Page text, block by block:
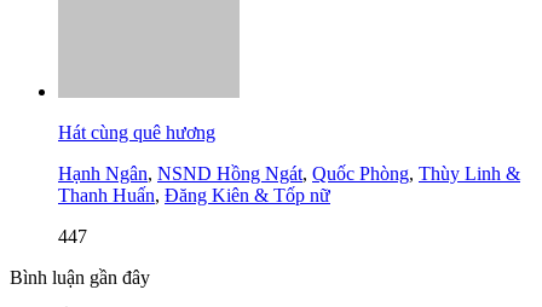
Hát cùng quê hương
Hạnh Ngân, NSND Hồng Ngát, Quốc Phòng, Thùy Linh &
Thanh Huấn, Đăng Kiên & Tốp nữ
447
Bình luận gần đây